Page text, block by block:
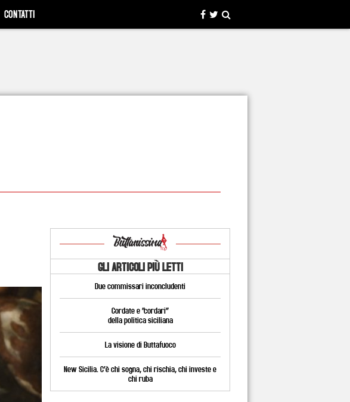
CONTATTI
GLI ARTICOLI PIÙ LETTI
Due commissari inconcludenti
Cordate e “cordari”
della politica siciliana
La visione di Buttafuoco
New Sicilia. C’è chi sogna, chi rischia, chi investe e
chi ruba